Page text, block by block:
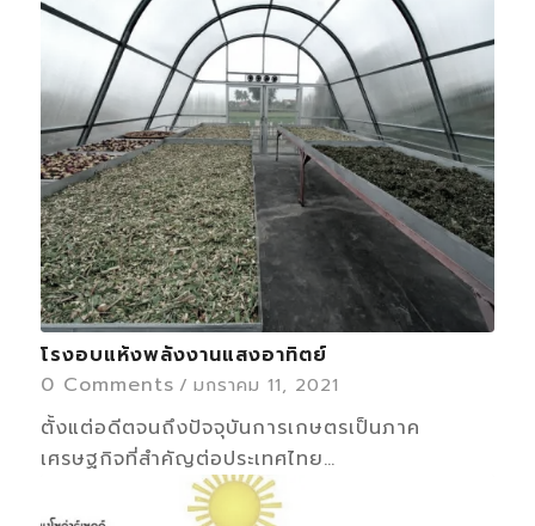
โรงอบแห้งพลังงานแสงอาทิตย์
0 Comments / มกราคม 11, 2021
ตั้งแต่อดีตจนถึงปัจจุบันการเกษตรเป็นภาค
เศรษฐกิจที่สำคัญต่อประเทศไทย…